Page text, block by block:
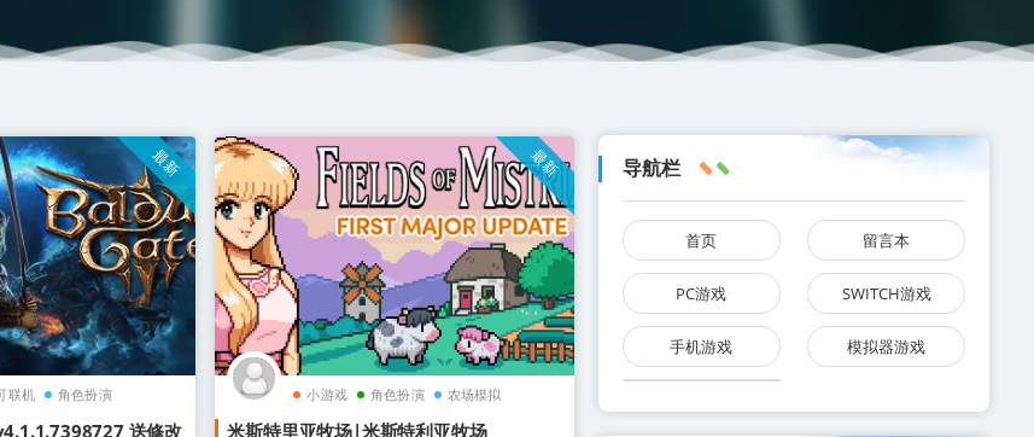
最新
联机 角色扮演
送修改
最新
小游戏 角色扮演 农场模拟
米斯特里亚牧场|米斯特利亚牧场
导航栏
首页 留言本
PC游戏 SWITCH游戏
手机游戏 模拟器游戏